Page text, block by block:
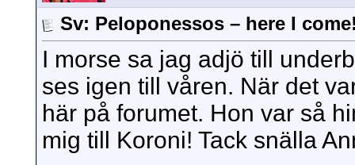
Sv: Peloponessos – here I
I morse sa jag adjö till
ses igen till våren. När det
här på forumet. Hon var så
mig till Koroni! Tack snälla